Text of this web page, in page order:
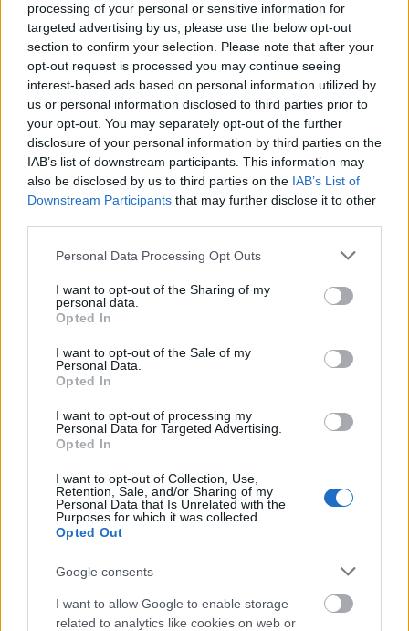
processing of your personal or sensitive information for
targeted advertising by us, please use the below opt-out
section to confirm your selection. Please note that after your
opt-out request is processed you may continue seeing
interest-based ads based on personal information utilized by
us or personal information disclosed to third parties prior to
your opt-out. You may separately opt-out of the further
disclosure of your personal information by third parties on the
IAB’s list of downstream participants. This information may
also be disclosed by us to third parties on the IAB’s List of
Downstream Participants that may further disclose it to other
Please note that this website/app uses one or more Google
not limited to your visit or usage behaviour. You may click to
grant or deny consent to Google and its third-party tags to
use your data for below specified purposes in below Google
consent section.
Personal Data Processing Opt Outs
I want to opt-out of the Sharing of my
personal data.
Opted In
I want to opt-out of the Sale of my
Personal Data.
Opted In
I want to opt-out of processing my
Personal Data for Targeted Advertising.
Opted In
I want to opt-out of Collection, Use,
Retention, Sale, and/or Sharing of my
Personal Data that Is Unrelated with the
Purposes for which it was collected.
Opted Out
Google consents
I want to allow Google to enable storage
related to analytics like cookies on web or
Szyk:Trójca Świętaczy Święta Trójca
Co to chrupie przy śniadaniu
Jak poprawnie postępować z biletami
Ciekawostki
circulus vitiosus— Leszek Kołakowski o circulus vitiosus
maruder— A to ci maruder z tego huncwota! Lub odwrotnie
Kreteńczyk— Kreteński paradoks
boysband